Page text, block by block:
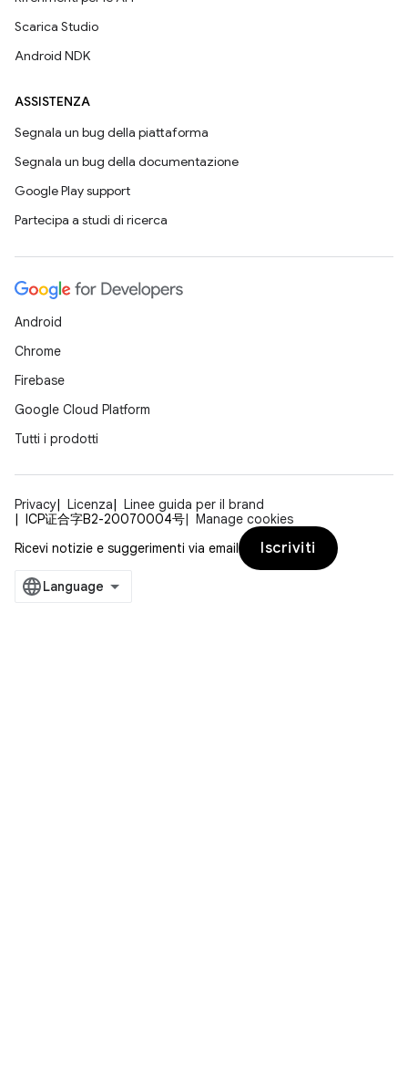
Scarica Studio
Android NDK
ASSISTENZA
Segnala un bug della piattaforma
Segnala un bug della documentazione
Google Play support
Partecipa a studi di ricerca
Android
Chrome
Firebase
Google Cloud Platform
Tutti i prodotti
Privacy Licenza
Linee guida per il brand
ICP证合字B2-20070004号
Manage cookies
Ricevi notizie e suggerimenti via email
Iscriviti